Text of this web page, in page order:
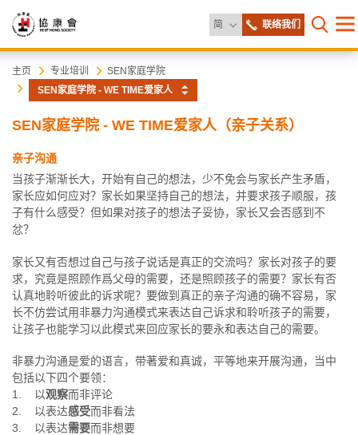
简 更改语言联络我们
打开目
协
康
会
主页 专业培训
SEN家庭学院
SEN家庭学院 - WE TIME爱家人
SEN家庭学院 - WE TIME爱家人（亲子关系）
亲子沟通
当孩子渐渐长大，开始有自己的想法，少不免会与家长产生矛盾，
家长应如何应对？家长如果坚持自己的想法，并要求孩子顺服，孩
子有什么感受？但如果对孩子的想法子妥协，家长又会否感到不
忿？
家长又有否想过自己与孩子说话是真正的交流吗？家长对孩子的要
求，究竟是照顾作爲父母的需要，还是照顾孩子的需要？家长有否
认真地聆听彼此的诉求呢？要做到真正的亲子沟通的确不容易，家
长不仿尝试用非暴力沟通模式来表达自己诉求和聆听孩子的需要，
让孩子也能学习以此模式来回应家长的要永和表达自己的需要。
非暴力沟通是爱的语言，带著爱和真诚，平等地来开展沟通，当中
包括以下四个要领：
1. 以观察而非评论
2. 以表达感受而非看法
3. 以表达需要而非想要